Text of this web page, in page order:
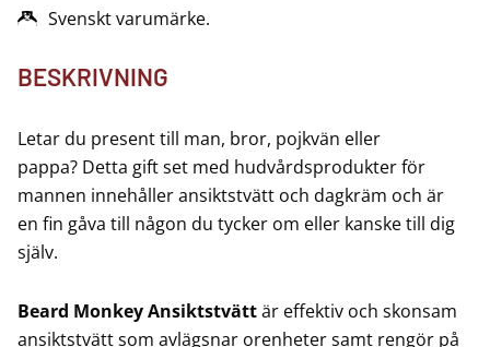
BESKRIVNING
Letar du present till man, bror, pojkvän eller
pappa? Detta gift set med hudvårdsprodukter för
mannen innehåller ansiktstvätt och dagkräm och är
en fin gåva till någon du tycker om eller kanske till dig
själv.
Beard Monkey Ansiktstvättär effektiv och skonsam
ansiktstvätt som avlägsnar orenheter samt rengör på
Svenskt varumärke.